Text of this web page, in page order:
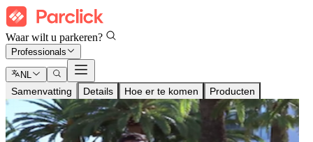
Waar wilt u parkeren?
Professionals
NL
Samenvatting Details Hoe er te komen Producten